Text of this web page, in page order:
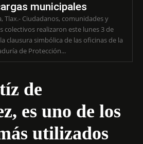
municipales
Tlax.- Ciudadanos, comunidades y
colectivos realizaron este lunes 3 de
clausura simbólica de las oficinas de la
de Protección...
de
es uno de los
utilizados